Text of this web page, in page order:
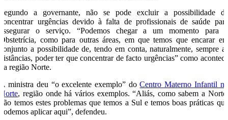
Segundo a governante, não se pode excluir a possibilidade de
concentrar urgências devido à falta de profissionais de saúde para
assegurar o serviço. “Podemos chegar a um momento para a
Obstetrícia, como para outras áreas, em que temos que encarar em
conjunto a possibilidade de, tendo em conta, naturalmente, sempre as
distâncias, poder ter que concentrar de facto urgências” como acontece
na região Norte.
A ministra deu “o excelente exemplo” doCentro Materno Infantil no
Norte, região onde há vários exemplos. “Aliás, como sabem a Norte,
não temos estes problemas que temos a Sul e temos boas práticas que
podemos aplicar aqui”, defendeu.